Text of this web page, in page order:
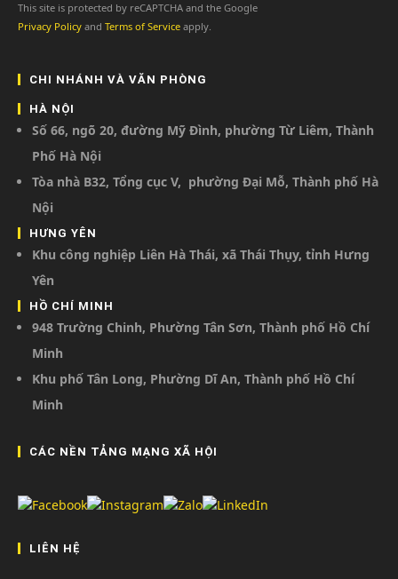
This site is protected by reCAPTCHA and the Google
Privacy Policy and Terms of Service apply.
CHI NHÁNH VÀ VĂN PHÒNG
HÀ NỘI
Số 66, ngõ 20, đường Mỹ Đình, phường Từ Liêm, Thành
Phố Hà Nội
Tòa nhà B32, Tổng cục V, phường Đại Mỗ, Thành phố Hà
Nội
HƯNG YÊN
Khu công nghiệp Liên Hà Thái, xã Thái Thụy, tỉnh Hưng
Yên
HỒ CHÍ MINH
948 Trường Chinh, Phường Tân Sơn, Thành phố Hồ Chí
Minh
Khu phố Tân Long, Phường Dĩ An, Thành phố Hồ Chí
Minh
CÁC NỀN TẢNG MẠNG XÃ HỘI
LIÊN HỆ